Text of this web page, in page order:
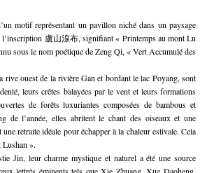
motif représentant un pavillon niché dans un paysage
l’inscription 盧山湶布, signifiant « Printemps au mont Lu
sous le nom poétique de Zeng Qi, « Vert Accumulé des
rive ouest de la rivière Gan et bordant le lac Poyang, sont
leurs crêtes balayées par le vent et leurs formations
de forêts luxuriantes composées de bambous et
de l’année, elles abritent le chant des oiseaux et une
retraite idéale pour échapper à la chaleur estivale. Cela
Lushan ».
Jin, leur charme mystique et naturel a été une source